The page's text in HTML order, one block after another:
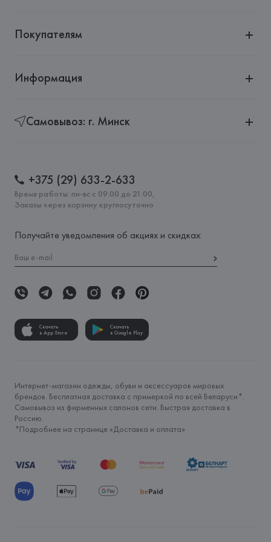
Покупателям
Информация
Самовывоз: г. Минск
+375 (29) 633-2-633
Время работы: пн-вс с 09:00 до 21:00,
Заказы через корзину круглосуточно
Получайте уведомления об акциях и скидках:
Скачать
в App Store
Скачать
в Google Play
Интернет-магазин одежды, обуви и аксессуаров мировых
брендов. Бесплатная доставка с примеркой по всей Беларуси*.
Самовывоз из фирменных салонов сети. Быстрая доставка в
Россию.
*Подробнее на странице «Доставка и оплата»